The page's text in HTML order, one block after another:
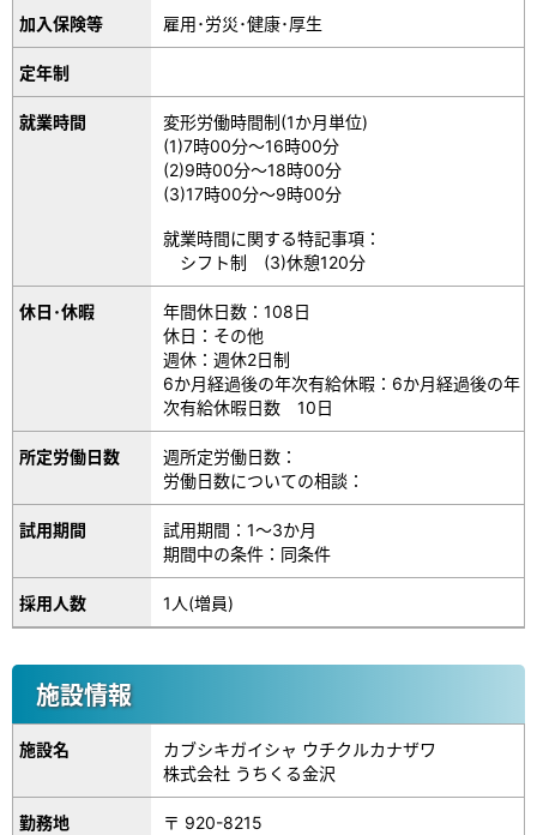
加入保険等 雇用･労災･健康･厚生
定年制
就業時間
変形労働時間制(1か月単位)
(1)7時00分～16時00分
(2)9時00分～18時00分
(3)17時00分～9時00分
就業時間に関する特記事項：
シフト制 (3)休憩120分
休日･休暇
年間休日数：108日
休日：その他
週休：週休2日制
6か月経過後の年次有給休暇：6か月経過後の年
次有給休暇日数 10日
所定労働日数
週所定労働日数：
労働日数についての相談：
試用期間
試用期間：1～3か月
期間中の条件：同条件
採用人数 1人(増員)
施設情報
施設名
カブシキガイシャ ウチクルカナザワ
株式会社 うちくる金沢
勤務地 〒 920-8215